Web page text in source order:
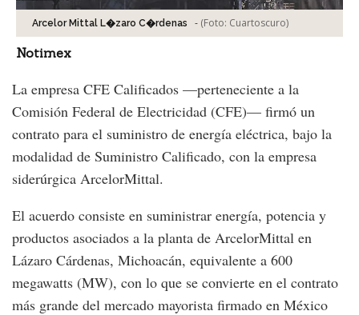
Arcelor Mittal L�zaro C�rdenas - (Foto: Cuartoscuro)
Notimex
La empresa CFE Calificados —perteneciente a la
Comisión Federal de Electricidad (CFE)— firmó un
contrato para el suministro de energía eléctrica, bajo la
modalidad de Suministro Calificado, con la empresa
siderúrgica ArcelorMittal.
El acuerdo consiste en suministrar energía, potencia y
productos asociados a la planta de ArcelorMittal en
Lázaro Cárdenas, Michoacán, equivalente a 600
megawatts (MW), con lo que se convierte en el contrato
más grande del mercado mayorista firmado en México